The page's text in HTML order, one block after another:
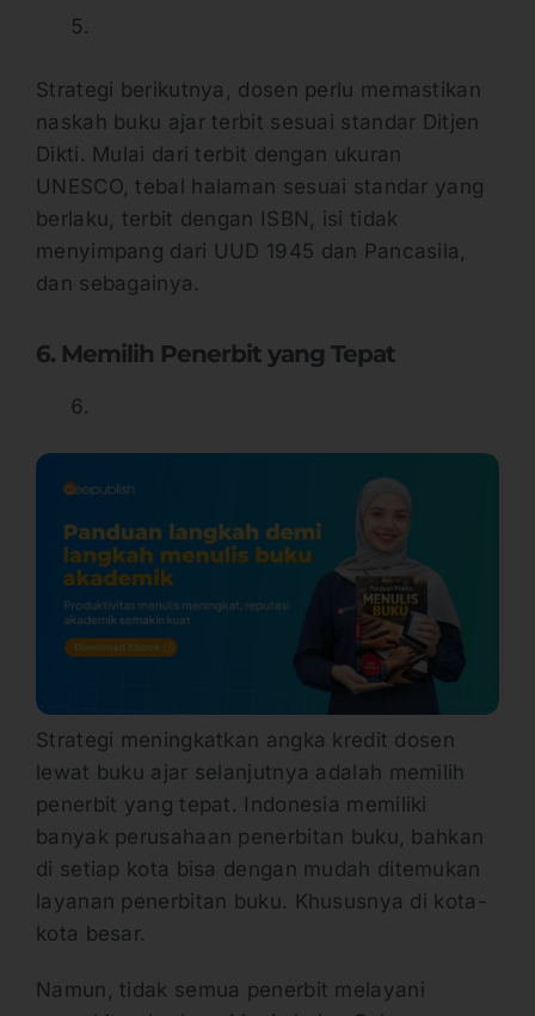
Strategi berikutnya, dosen perlu memastikan
naskah buku ajar terbit sesuai standar Ditjen
Dikti. Mulai dari terbit dengan ukuran
UNESCO, tebal halaman sesuai standar yang
berlaku, terbit dengan ISBN, isi tidak
menyimpang dari UUD 1945 dan Pancasila,
dan sebagainya.
6. Memilih Penerbit yang Tepat
Strategi meningkatkan angka kredit dosen
lewat buku ajar selanjutnya adalah memilih
penerbit yang tepat. Indonesia memiliki
banyak perusahaan penerbitan buku, bahkan
di setiap kota bisa dengan mudah ditemukan
layanan penerbitan buku. Khususnya di kota-
kota besar.
Namun, tidak semua penerbit melayani